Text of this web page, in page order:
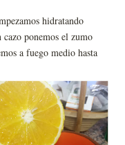
hidratando
ponemos el zumo
a fuego medio hasta